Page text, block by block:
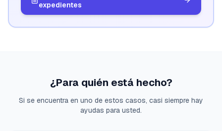
expedientes
¿Para quién está hecho?
Si se encuentra en uno de estos casos, casi siempre hay
ayudas para usted.